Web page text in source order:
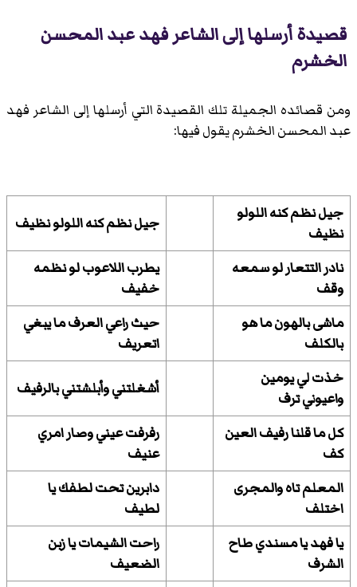
قصيدة أرسلها إلى الشاعر فهد عبد المحسن
الخشرم
ومن قصائده الجميلة تلك القصيدة التي أرسلها إلى الشاعر فهد
عبد المحسن الخشرم يقول فيها:
جيل نظم كنه اللولو
نظيف
جيل نظم كنه اللولو نظيف
نادر التتعار لو سمعه
وقف
يطرب اللاعوب لو نظمه
خفيف
ماشى بالهون ما هو
بالكلف
حيث راعي العرف ما يبغي
اتعريف
خذت لي يومين
واعيوني ترف
أشغلتني وأبلشتني بالرفيف
كل ما قلنا رفيف العين
كف
رفرفت عيني وصار امري
عنيف
المعلم تاه والمجرى
اختلف
دابرين تحت لطفك يا
لطيف
يا فهد يا مسندي طاح
الشرف
راحت الشيمات يا زبن
الضعيف